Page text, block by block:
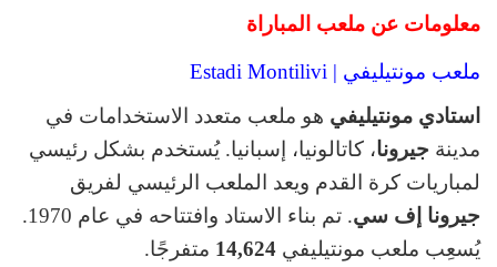
معلومات عن ملعب المباراة
ملعب مونتيليفي | Estadi Montilivi
استادي مونتيليفي هو ملعب متعدد الاستخدامات في
مدينة جيرونا، كاتالونيا، إسبانيا. يُستخدم بشكل رئيسي
لمباريات كرة القدم ويعد الملعب الرئيسي لفريق
جيرونا إف سي
. تم بناء الاستاد وافتتاحه في عام 1970.
يُسعِب ملعب مونتيليفي 14,624 متفرجًا.